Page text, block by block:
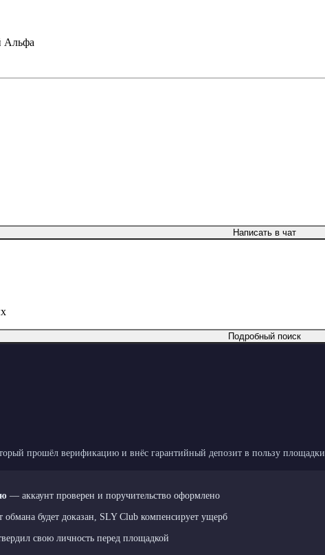
Альфа
Написать в чат
Подробный поиск
прошёл верификацию и внёс гарантийный депозит в пользу площадки.
— аккаунт проверен и поручительство оформлено
будет доказан, SLY Club компенсирует ущерб
свою личность перед площадкой